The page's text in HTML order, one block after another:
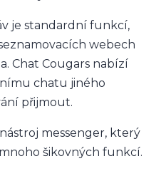
je standardní funkcí,
webech
Chat Cougars nabízí
chatu jiného
přijmout.
messenger, který
šikovných funkcí.